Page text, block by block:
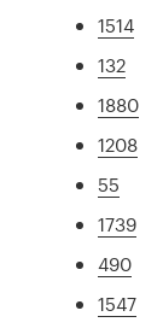
1514
132
1880
1208
55
1739
490
1547